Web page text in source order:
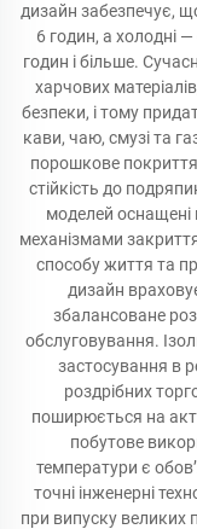
дизайн забезпечує,
6 годин, а холодні
годин і більше.
харчових
безпеки, і тому
кави, чаю, смузі та
порошкове
стійкість до
моделей
механізмами
способу життя та
дизайн
збалансоване
обслуговування.
застосування в
роздрібних
поширюється на
побутове
температури є
точні інженерні
при випуску великих